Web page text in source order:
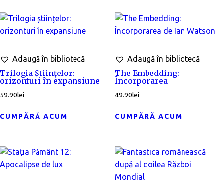
Adaugă în bibliotecă
Trilogia Științelor:
orizonturi în expansiune
59.90lei
CUMPĂRĂ ACUM
Adaugă în bibliotecă
The Embedding:
Încorporarea
49.90lei
CUMPĂRĂ ACUM